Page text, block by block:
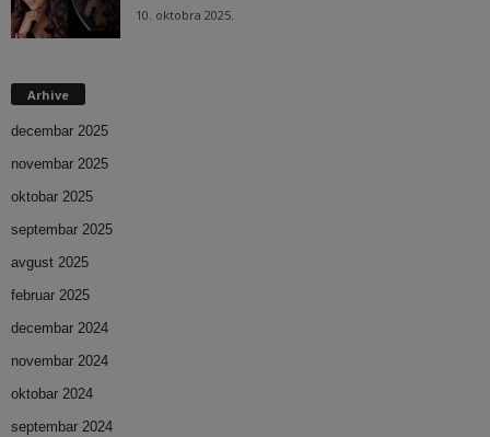
10. oktobra 2025.
Arhive
decembar 2025
novembar 2025
oktobar 2025
septembar 2025
avgust 2025
februar 2025
decembar 2024
novembar 2024
oktobar 2024
septembar 2024